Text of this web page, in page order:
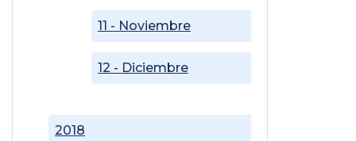
2018
11 - Noviembre
12 - Diciembre